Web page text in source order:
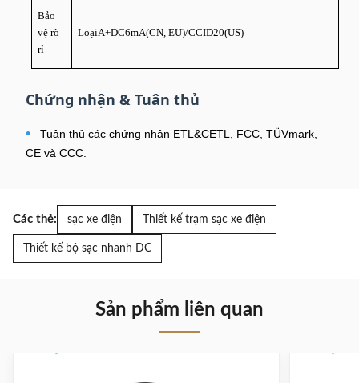
Bảo
vệ rò
rỉ
LoạiA+DC6mA(CN, EU)/CCID20(US)
Chứng nhận & Tuân thủ
•
Tuân thủ các chứng nhận ETL&CETL, FCC, TÜVmark,
CE và CCC.
Các thẻ: sạc xe điện Thiết kế trạm sạc xe điện
Thiết kế bộ sạc nhanh DC
Sản phẩm liên quan